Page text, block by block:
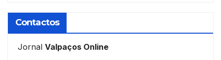
Contactos
Jornal Valpaços Online